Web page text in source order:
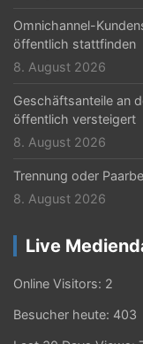
Omnichannel-
öffentlich stattfinden
8. August 2026
Geschäftsanteile an
öffentlich versteigert
8. August 2026
Trennung oder
8. August 2026
Live
Online Visitors: 2
Besucher heute: 403